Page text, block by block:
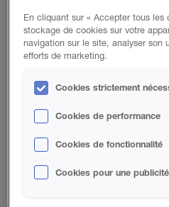
Données du Produit
FICHES TECHNIQUES
FICHES DE
En cliquant sur « Accepter tous
stockage de cookies sur votre
navigation sur le site, analyser son
efforts de marketing.
Cookies strictement
Cookies de performance
Cookies de fonctionnalité
Cookies pour une